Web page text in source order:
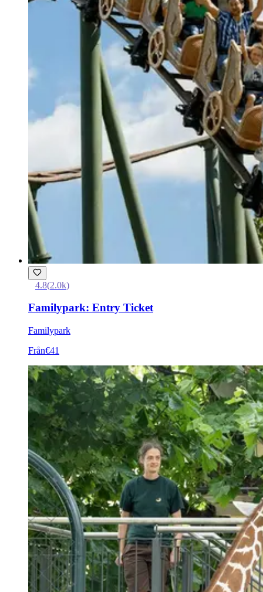
4.8(2.0k)
Familypark: Entry Ticket
Familypark
Från€41